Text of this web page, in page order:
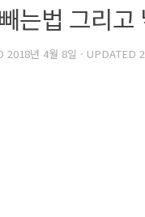
는법 그리고
2018년 4월 8일 · UPDATED